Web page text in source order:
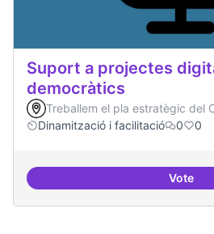
Suport a projectes
democràtics
Treballem el pla estratègic del
Dinamització i facilitació
0 0
Vote